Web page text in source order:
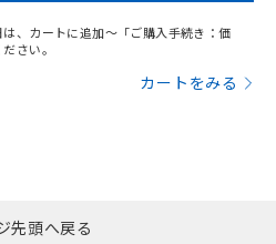
、カートに追加～「ご購入手続き：価
さい。
カートをみる
先頭へ戻る